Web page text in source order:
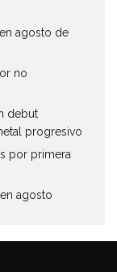
agosto de
no
debut
progresivo
por primera
agosto